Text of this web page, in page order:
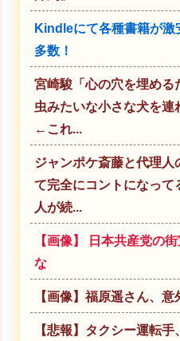
Kindleにて各種書籍が
多数！
宮崎駿「心の穴を埋める
虫みたいな小さな犬を連
←これ...
ジャンポケ斎藤と代理
て完全にコントになっ
人が続...
【画像】 日本共産党の
な
【画像】福原遥さん、
【悲報】タクシー運転